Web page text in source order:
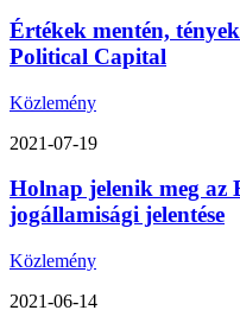
Értékek mentén,
Political Capital
Közlemény
2021-07-19
Holnap jelenik meg az
jogállamisági jelentése
Közlemény
2021-06-14